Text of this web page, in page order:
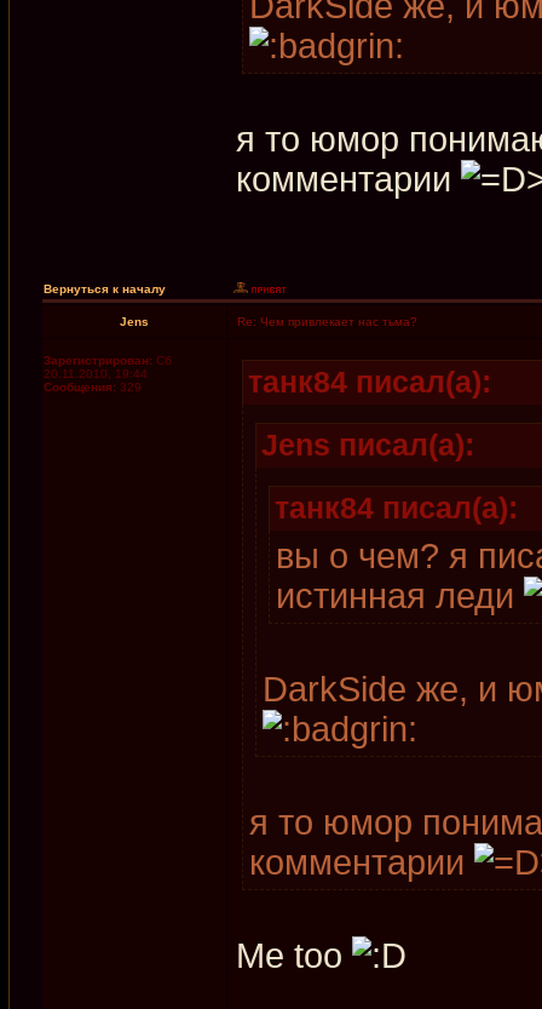
я то юмор
комментарии
Вернуться к началу
Jens Re: Чем привлекает нас тьма?
Зарегистрирован: Сб
20.11.2010, 19:44
Сообщения: 329
танк84 писал(а):
Jens писал(а):
танк84 писал(а):
вы о чем? я
истинная леди
DarkSide же, и
я то юмор
комментарии
Me too